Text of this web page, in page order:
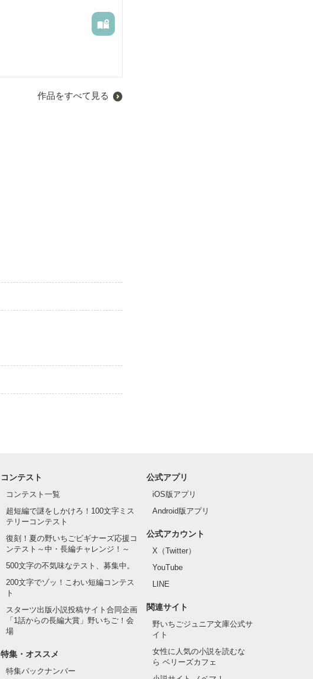
作品をすべて見る
コンテスト
コンテスト一覧
超短編で謎をしかけろ！100文字ミス
テリーコンテスト
復刻！夏の野いちごビギナーズ応援コ
ンテスト～中・長編チャレンジ！～
500文字の不気味なテスト、募集中。
200文字でゾッ！こわい短編コンテス
ト
スターツ出版小説投稿サイト合同企画
「1話からの長編大賞」野いちご！会
場
特集・オススメ
特集バックナンバー
公式アプリ
iOS版アプリ
Android版アプリ
公式アカウント
X（Twitter）
YouTube
LINE
関連サイト
野いちごジュニア文庫公式サ
イト
女性に人気の小説を読むな
ら ベリーズカフェ